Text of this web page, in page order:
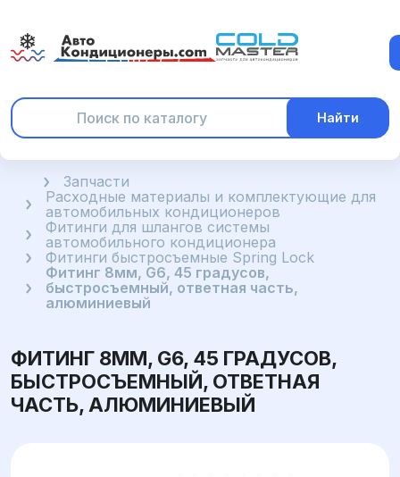
Найти
ГлавнаяЗапчасти
Расходные материалы и комплектующие для
автомобильных кондиционеров
Фитинги для шлангов системы
автомобильного кондиционера
Фитинги быстросъемные Spring Lock
Фитинг 8мм, G6, 45 градусов,
быстросъемный, ответная часть,
алюминиевый
ФИТИНГ 8ММ, G6, 45 ГРАДУСОВ,
БЫСТРОСЪЕМНЫЙ, ОТВЕТНАЯ
ЧАСТЬ, АЛЮМИНИЕВЫЙ